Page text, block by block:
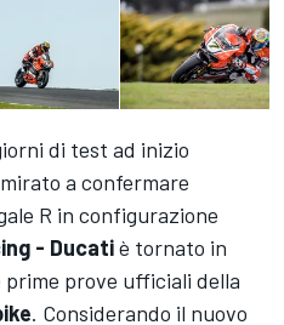
di test ad inizio
a confermare
R in configurazione
- Ducatiè tornato in
prime prove ufficiali della
. Considerando il nuovo